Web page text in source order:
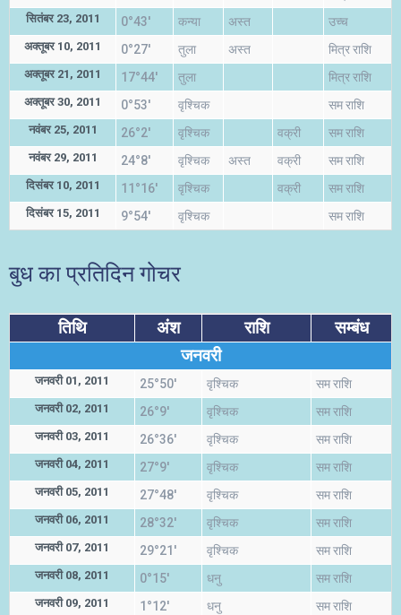
सितंबर 23, 2011 0°43' कन्या अस्त उच्च
अक्तूबर 10, 2011 0°27' तुला अस्त मित्र राशि
अक्तूबर 21, 2011 17°44' तुला मित्र राशि
अक्तूबर 30, 2011 0°53' वृश्चिक सम राशि
नवंबर 25, 2011 26°2' वृश्चिक वक्री सम राशि
नवंबर 29, 2011 24°8' वृश्चिक अस्त वक्री सम राशि
दिसंबर 10, 2011 11°16' वृश्चिक वक्री सम राशि
दिसंबर 15, 2011 9°54' वृश्चिक सम राशि
बुध का प्रतिदिन गोचर
तिथि अंश राशि
सम्बंध
जनवरी
जनवरी 01, 2011 25°50' वृश्चिक सम राशि
जनवरी 02, 2011 26°9' वृश्चिक सम राशि
जनवरी 03, 2011 26°36' वृश्चिक सम राशि
जनवरी 04, 2011 27°9' वृश्चिक सम राशि
जनवरी 05, 2011 27°48' वृश्चिक सम राशि
जनवरी 06, 2011 28°32' वृश्चिक सम राशि
जनवरी 07, 2011 29°21' वृश्चिक सम राशि
जनवरी 08, 2011 0°15' धनु सम राशि
जनवरी 09, 2011 1°12' धनु सम राशि